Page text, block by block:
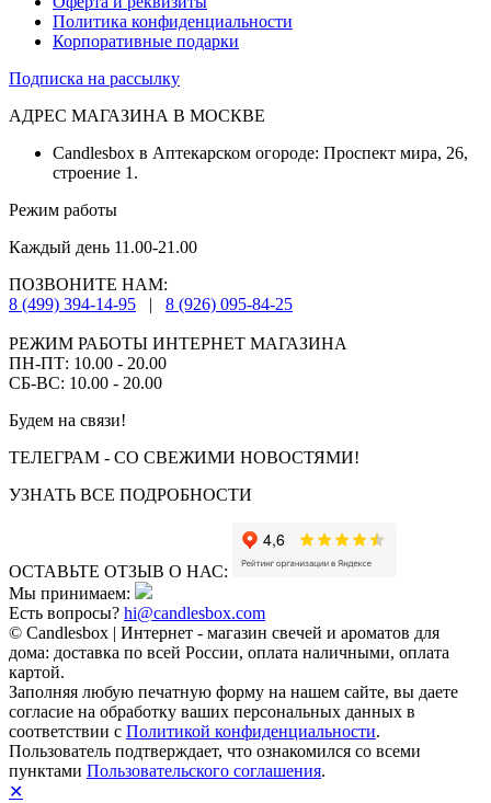
Политика конфиденциальности
Корпоративные подарки
Подписка на рассылку
АДРЕС МАГАЗИНА В МОСКВЕ
Candlesbox в Аптекарском огороде: Проспект мира, 26,
строение 1.
Режим работы
Каждый день 11.00-21.00
ПОЗВОНИТЕ НАМ:
8 (499) 394-14-95
| 8 (926) 095-84-25
РЕЖИМ РАБОТЫ ИНТЕРНЕТ МАГАЗИНА
ПН-ПТ: 10.00 - 20.00
СБ-ВС: 10.00 - 20.00
Будем на связи!
ТЕЛЕГРАМ - СО СВЕЖИМИ НОВОСТЯМИ!
УЗНАТЬ ВСЕ ПОДРОБНОСТИ
ОСТАВЬТЕ ОТЗЫВ О НАС:
Мы принимаем:
Есть вопросы? hi@candlesbox.com
© Candlesbox | Интернет - магазин свечей и ароматов для
дома: доставка по всей России, оплата наличными, оплата
картой.
Заполняя любую печатную форму на нашем сайте, вы даете
согласие на обработку ваших персональных данных в
соответствии с Политикой конфиденциальности.
Пользователь подтверждает, что ознакомился со всеми
пунктами Пользовательского соглашения.
✕